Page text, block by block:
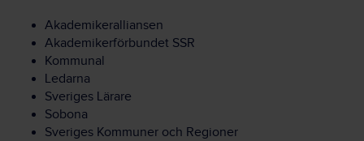
Akademikeralliansen
Akademikerförbundet SSR
Kommunal
Ledarna
Sveriges Lärare
Sobona
Sveriges Kommuner och Regioner